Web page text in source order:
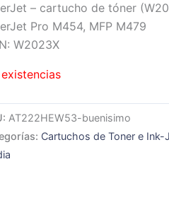
– cartucho de tóner
Pro M454, MFP M479
W2023X
AT222HEW53-buenisimo
Cartuchos de Toner e Ink-